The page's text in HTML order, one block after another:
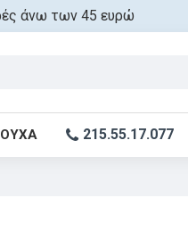
άνω των 45 ευρώ
215.55.17.077